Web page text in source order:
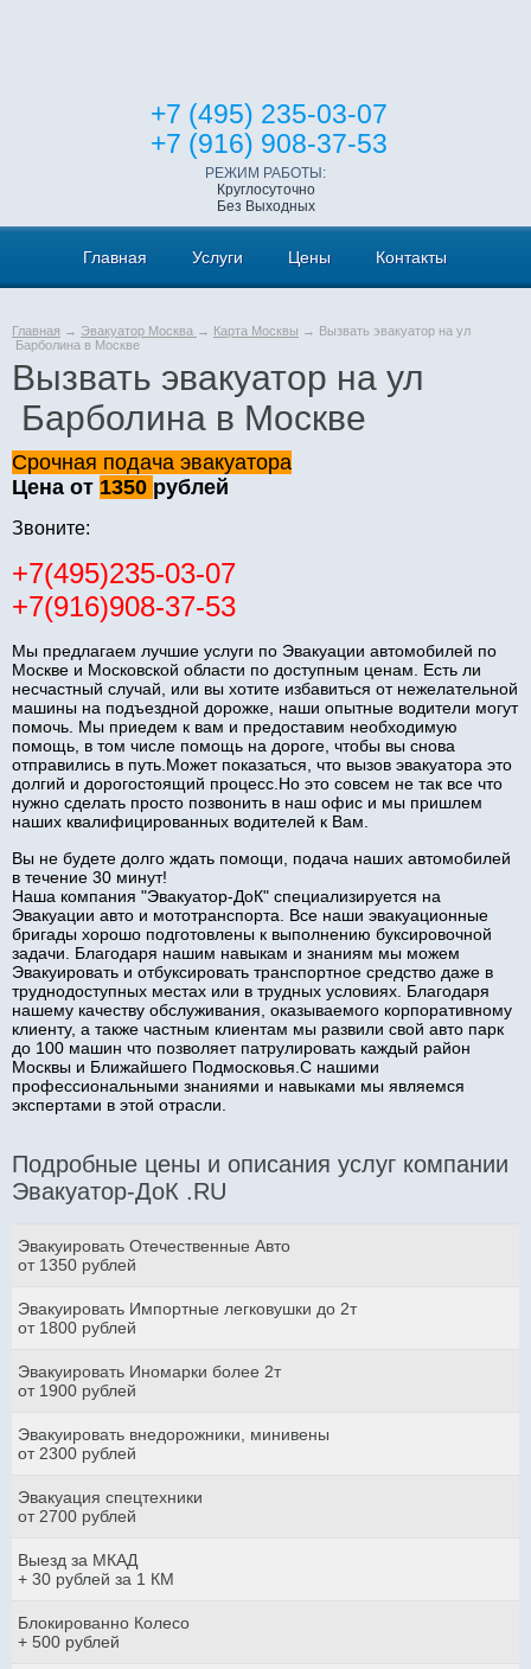
+7 (495) 235-03-07
+7 (916) 908-37-53
РЕЖИМ РАБОТЫ:
Круглосуточно
Без Выходных
Главная Услуги Цены Контакты
Главная → Эвакуатор Москва → Карта Москвы → Вызвать эвакуатор на ул
Барболина в Москве
Вызвать эвакуатор на ул
Барболина в Москве
Срочная подача эвакуатора
Цена от 1350 рублей
Звоните:
+7(495)235-03-07
+7(916)908-37-53
Мы предлагаем лучшие услуги по Эвакуации автомобилей по
Москве и Московской области по доступным ценам. Есть ли
несчастный случай, или вы хотите избавиться от нежелательной
машины на подъездной дорожке, наши опытные водители могут
помочь. Мы приедем к вам и предоставим необходимую
помощь, в том числе помощь на дороге, чтобы вы снова
отправились в путь.Может показаться, что вызов эвакуатора это
долгий и дорогостоящий процесс.Но это совсем не так все что
нужно сделать просто позвонить в наш офис и мы пришлем
наших квалифицированных водителей к Вам.
Вы не будете долго ждать помощи, подача наших автомобилей
в течение 30 минут!
Наша компания "Эвакуатор-ДоК" специализируется на
Эвакуации авто и мототранспорта. Все наши эвакуационные
бригады хорошо подготовлены к выполнению буксировочной
задачи. Благодаря нашим навыкам и знаниям мы можем
Эвакуировать и отбуксировать транспортное средство даже в
труднодоступных местах или в трудных условиях. Благодаря
нашему качеству обслуживания, оказываемого корпоративному
клиенту, а также частным клиентам мы развили свой авто парк
до 100 машин что позволяет патрулировать каждый район
Москвы и Ближайшего Подмосковья.С нашими
профессиональными знаниями и навыками мы являемся
экспертами в этой отрасли.
Подробные цены и описания услуг компании
Эвакуатор-ДоК .RU
Эвакуировать Отечественные Авто
от 1350 рублей
Эвакуировать Импортные легковушки до 2т
от 1800 рублей
Эвакуировать Иномарки более 2т
от 1900 рублей
Эвакуировать внедорожники, минивены
от 2300 рублей
Эвакуация спецтехники
от 2700 рублей
Выезд за МКАД
+ 30 рублей за 1 КМ
Блокированно Колесо
+ 500 рублей